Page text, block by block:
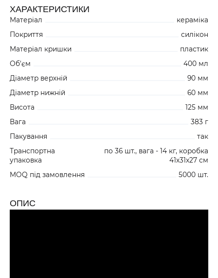
312
+504
ФІОЛЕТОВИЙ 51K025CY0
480
+504
ХАРАКТЕРИСТИКИ
Матеріал
кераміка
Покриття
силікон
Матеріал кришки
пластик
Об'єм
400 мл
Діаметр верхній
90 мм
Діаметр нижній
60 мм
Висота
125 мм
Вага
383 г
Пакування
так
Транспортна
упаковка
по 36 шт., вага - 14 кг, коробка
41х31х27 см
MOQ під замовлення
5000 шт.
ОПИС